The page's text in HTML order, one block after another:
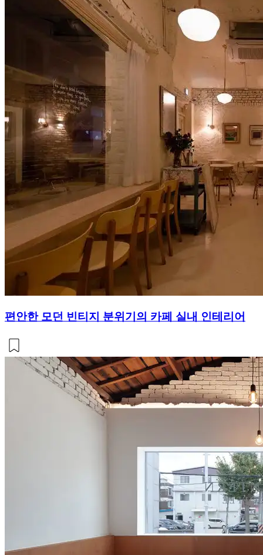
편안한 모던 빈티지 분위기의 카페 실내 인테리어